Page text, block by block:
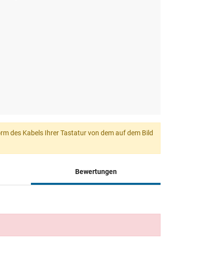
des Kabels Ihrer Tastatur von dem auf dem Bild
Bewertungen